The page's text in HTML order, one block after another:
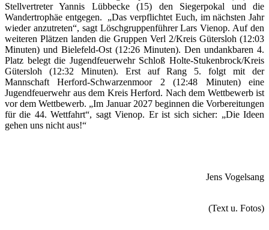
Stellvertreter Yannis Lübbecke (15) den Siegerpokal und die
Wandertrophäe entgegen. „Das verpflichtet Euch, im nächsten Jahr
wieder anzutreten“, sagt Löschgruppenführer Lars Vienop. Auf den
weiteren Plätzen landen die Gruppen Verl 2/Kreis Gütersloh (12:03
Minuten) und Bielefeld-Ost (12:26 Minuten). Den undankbaren 4.
Platz belegt die Jugendfeuerwehr Schloß Holte-Stukenbrock/Kreis
Gütersloh (12:32 Minuten). Erst auf Rang 5. folgt mit der
Mannschaft Herford-Schwarzenmoor 2 (12:48 Minuten) eine
Jugendfeuerwehr aus dem Kreis Herford. Nach dem Wettbewerb ist
vor dem Wettbewerb. „Im Januar 2027 beginnen die Vorbereitungen
für die 44. Wettfahrt“, sagt Vienop. Er ist sich sicher: „Die Ideen
gehen uns nicht aus!“
Jens Vogelsang
(Text u. Fotos)